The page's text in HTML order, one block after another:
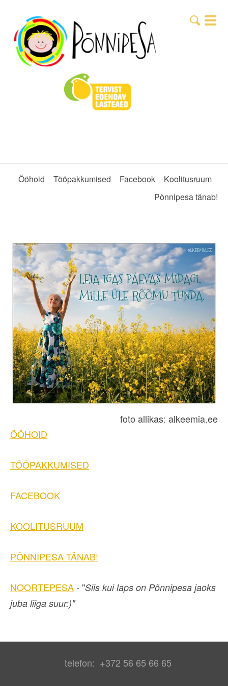
Ööhoid Tööpakkumised Facebook
Koolitusruum
Põnnipesa tänab!
foto allikas: alkeemia.ee
ÖÖHOID
TÖÖPAKKUMISED
FACEBOOK
KOOLITUSRUUM
PÕNNIPESA TÄNAB!
NOORTEPESA- "Siis kui laps on Põnnipesa jaoks
juba liiga suur:)"
telefon: +372 56 65 66 65